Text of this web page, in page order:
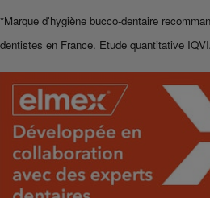
*Marque d'hygiène bucco-dentaire
dentistes en France. Etude quantitative